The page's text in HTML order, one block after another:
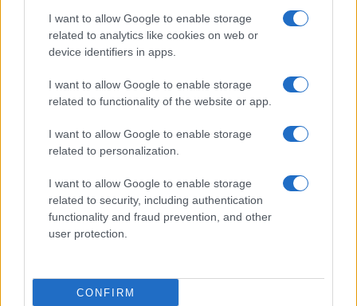
I want to allow Google to enable storage
related to analytics like cookies on web or
device identifiers in apps.
I want to allow Google to enable storage
related to functionality of the website or app.
I want to allow Google to enable storage
related to personalization.
I want to allow Google to enable storage
related to security, including authentication
functionality and fraud prevention, and other
user protection.
CONFIRM